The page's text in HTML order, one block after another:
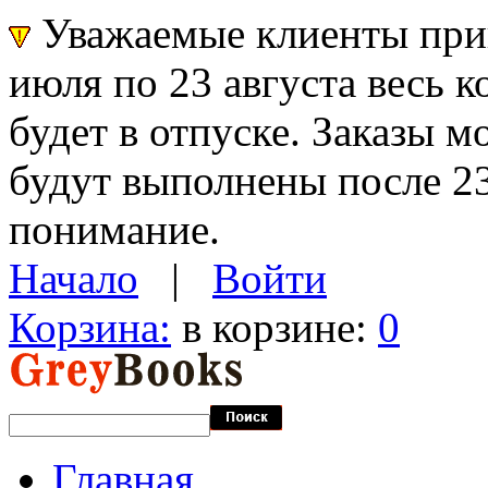
Уважаемые клиенты
июля по 23 августа весь
будет в отпуске. Заказы
будут выполнены после
понимание.
Начало | Войти
Корзина: в корзине: 0